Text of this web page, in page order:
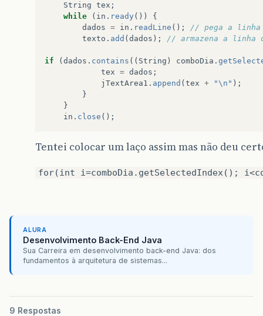
String tex ;
while
( in . ready ())
{
dados = in . readLine ();
// pega a
texto . add ( dados ); // armazena a linha
if ( dados . contains (( String ) comboDia .
tex = dados ;
jTextArea1 . append ( tex + "\n" );
}
}
in . close ();
Tentei colocar um laço assim mas não deu
for(int i=comboDia.getSelectedIndex();
ALURA
Desenvolvimento Back-End Java
Sua Carreira em desenvolvimento back-end Java: dos
fundamentos à arquitetura de sistemas...
9 Respostas